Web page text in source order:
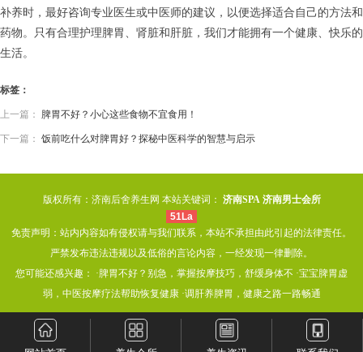
补养时，最好咨询专业医生或中医师的建议，以便选择适合自己的方法和
药物。只有合理护理脾胃、肾脏和肝脏，我们才能拥有一个健康、快乐的
生活。
标签：
上一篇： 脾胃不好？小心这些食物不宜食用！
下一篇： 饭前吃什么对脾胃好？探秘中医科学的智慧与启示
版权所有：济南后舍养生网 本站关键词： 济南SPA 济南男士会所
51La
免责声明：站内内容如有侵权请与我们联系，本站不承担由此引起的法律责任。
严禁发布违法违规以及低俗的言论内容，一经发现一律删除。
您可能还感兴趣： ·脾胃不好？别急，掌握按摩技巧，舒缓身体不 ·宝宝脾胃虚
弱，中医按摩疗法帮助恢复健康·调肝养脾胃，健康之路一路畅通